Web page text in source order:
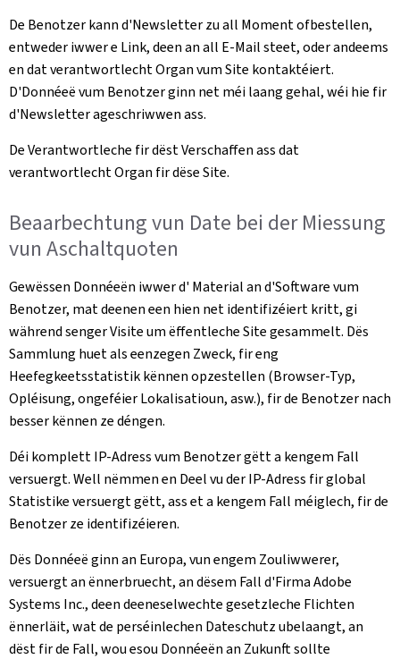
De Benotzer kann d'Newsletter zu all Moment ofbestellen,
entweder iwwer e Link, deen an all E-Mail steet, oder andeems
en dat verantwortlecht Organ vum Site kontaktéiert.
D'Donnéeë vum Benotzer ginn net méi laang gehal, wéi hie fir
d'Newsletter ageschriwwen ass.
De Verantwortleche fir dëst Verschaffen ass dat
verantwortlecht Organ fir dëse Site.
Beaarbechtung vun Date bei der Miessung
vun Aschaltquoten
Gewëssen Donnéeën iwwer d' Material an d'Software vum
Benotzer, mat deenen een hien net identifizéiert kritt, gi
während senger Visite um ëffentleche Site gesammelt. Dës
Sammlung huet als eenzegen Zweck, fir eng
Heefegkeetsstatistik kënnen opzestellen (Browser-Typ,
Opléisung, ongeféier Lokalisatioun, asw.), fir de Benotzer nach
besser kënnen ze déngen.
Déi komplett IP-Adress vum Benotzer gëtt a kengem Fall
versuergt. Well nëmmen en Deel vu der IP-Adress fir global
Statistike versuergt gëtt, ass et a kengem Fall méiglech, fir de
Benotzer ze identifizéieren.
Dës Donnéeë ginn an Europa, vun engem Zouliwwerer,
versuergt an ënnerbruecht, an dësem Fall d'Firma Adobe
Systems Inc., deen deeneselwechte gesetzleche Flichten
ënnerläit, wat de perséinlechen Dateschutz ubelaangt, an
dëst fir de Fall, wou esou Donnéeën an Zukunft sollte